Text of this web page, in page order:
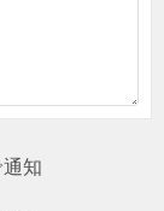
知